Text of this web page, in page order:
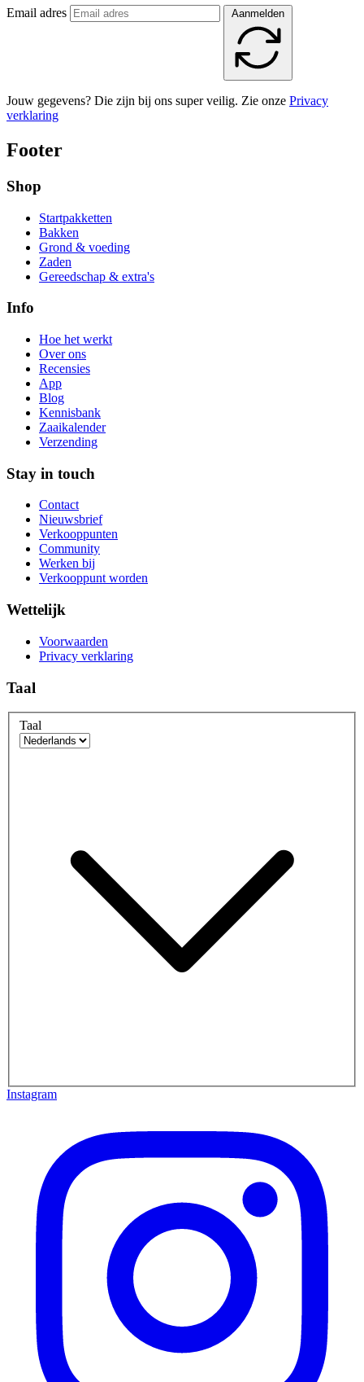
Email adres Aanmelden
Jouw gegevens? Die zijn bij ons super veilig. Zie onze Privacy
verklaring
Footer
Shop
Startpakketten
Bakken
Grond & voeding
Zaden
Gereedschap & extra's
Info
Hoe het werkt
Over ons
Recensies
App
Blog
Kennisbank
Zaaikalender
Verzending
Stay in touch
Contact
Nieuwsbrief
Verkooppunten
Community
Werken bij
Verkooppunt worden
Wettelijk
Voorwaarden
Privacy verklaring
Taal
Taal
Instagram